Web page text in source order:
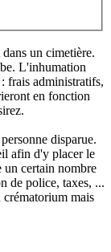
un cimetière.
L'inhumation
frais administratifs,
en fonction
disparue.
afin d'y placer le
certain nombre
de police, taxes, ...
mais